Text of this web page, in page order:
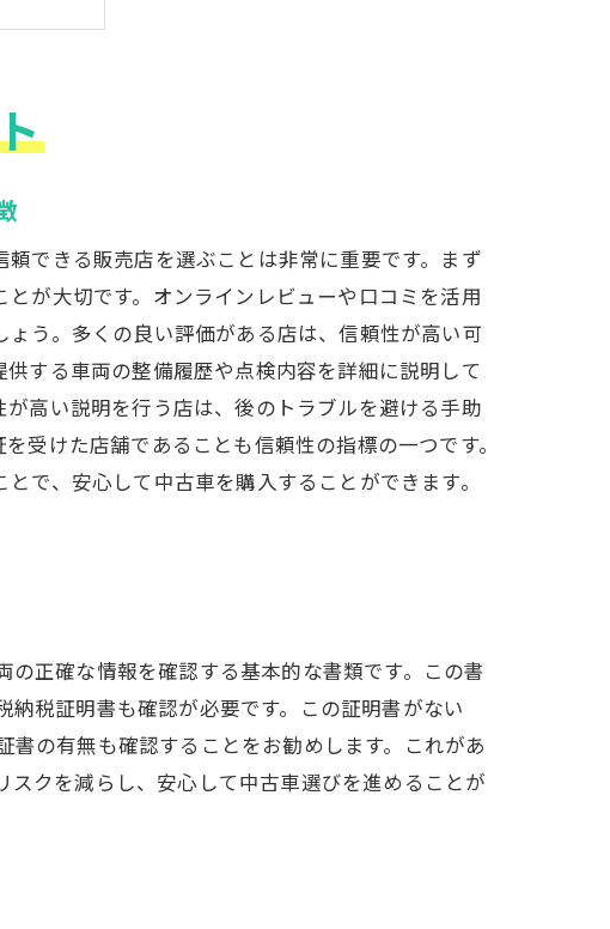
ント
できる販売店を選ぶことは非常に重要です。まず
が大切です。オンラインレビューや口コミを活用
ょう。多くの良い評価がある店は、信頼性が高い可
する車両の整備履歴や点検内容を詳細に説明して
高い説明を行う店は、後のトラブルを避ける手助
受けた店舗であることも信頼性の指標の一つです。
で、安心して中古車を購入することができます。
正確な情報を確認する基本的な書類です。この書
税証明書も確認が必要です。この証明書がない
の有無も確認することをお勧めします。これがあ
クを減らし、安心して中古車選びを進めることが